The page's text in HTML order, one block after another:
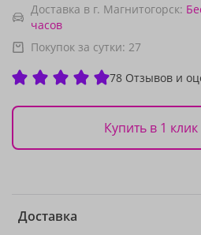
Доставка в г. Магнитогорск:
часов
Покупок за сутки: 27
78 Отзывов и
Купить в 1 клик
Доставка